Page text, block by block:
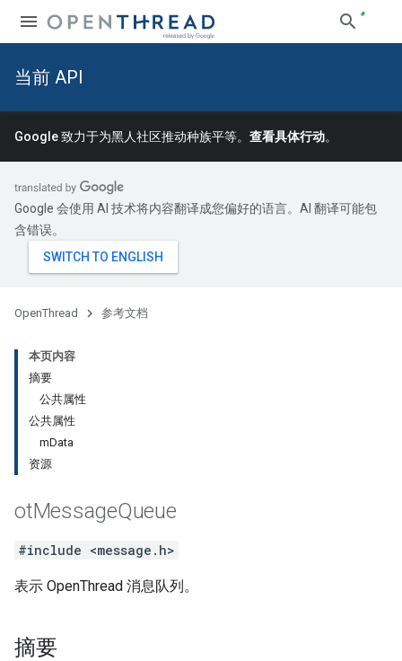
当前 API
Google 致力于为黑人社区推动种族平等。 查看具体行动。
Google 会使用 AI 技术将内容翻译成您偏好的语言。AI 翻译可能包
含错误。
OpenThread 参考文档
本页内容
摘要
公共属性
公共属性
mData
资源
otMessageQueue
#include <message.h>
表示 OpenThread 消息队列。
摘要